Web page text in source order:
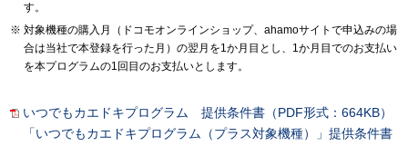
す。
対象機種の購入月（ドコモオンラインショップ、ahamoサイトで申込みの場
合は当社で本登録を行った月）の翌月を1か月目とし、1か月目でのお支払い
を本プログラムの1回目のお支払いとします。
いつでもカエドキプログラム 提供条件書（PDF形式：664KB）
「いつでもカエドキプログラム（プラス対象機種）」提供条件書